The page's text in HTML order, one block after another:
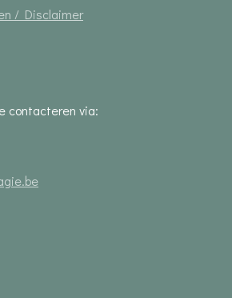
/ Disclaimer
contacteren via: